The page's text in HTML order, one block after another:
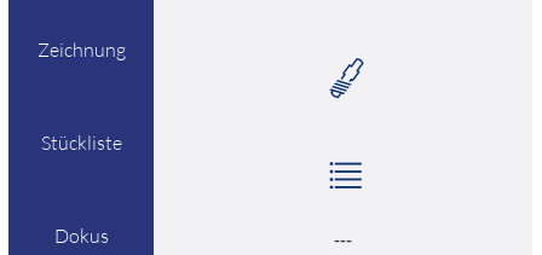
Zeichnung
Stückliste
Dokus ---